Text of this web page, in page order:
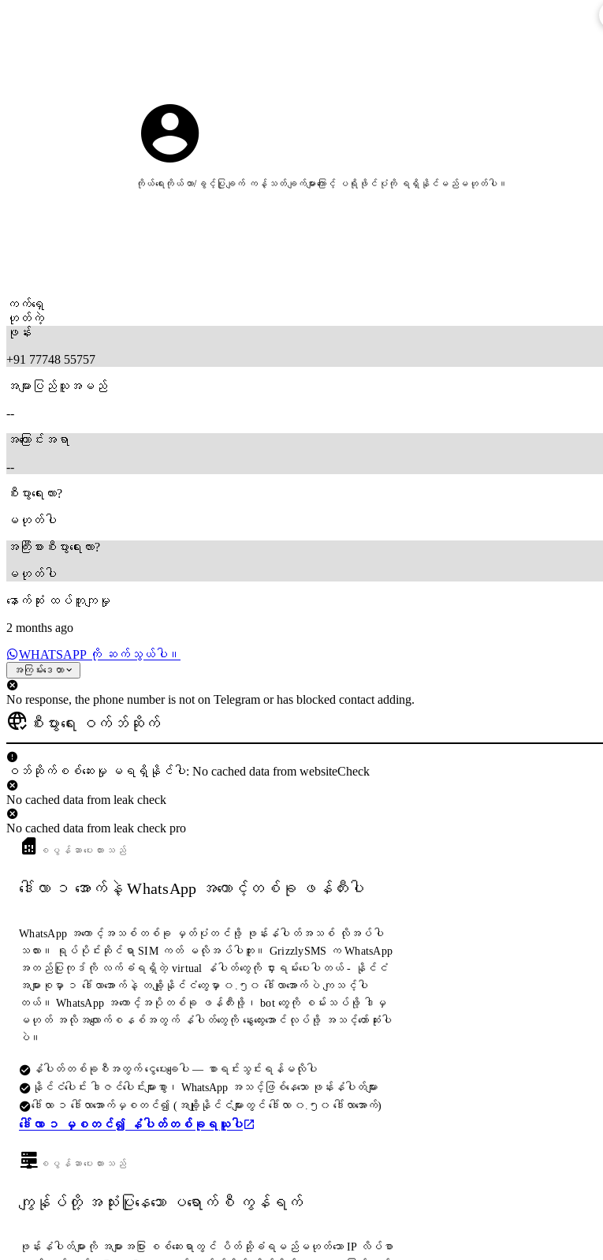
ကိုယ်ရေးကိုယ်တာ/ခွင့်ပြုချက် ကန့်သတ်ချက်များကြောင့် ပရိုဖိုင်ပုံကို ရရှိနိုင်မည်မဟုတ်ပါ။
ကက်ရှေ
ဟုတ်ကဲ့
ဖုန်း
+91 77748 55757
အများပြည်သူအမည်
--
အကြောင်းအရာ
--
စီးပွားရေးလား?
မဟုတ်ပါ
အကြီးစားစီးပွားရေးလား?
မဟုတ်ပါ
နောက်ဆုံး ထပ်တူကျမှု
2 months ago
WHATSAPP ကို ဆက်သွယ်ပါ။
အကြမ်းဒေတာ
No response, the phone number is not on Telegram or has blocked contact adding.
စီးပွားရေး ဝက်ဘ်ဆိုက်
ဝဘ်ဆိုက်စစ်ဆေးမှု မရရှိနိုင်ပါ: No cached data from websiteCheck
No cached data from leak check
No cached data from leak check pro
စပွန်ဆာပေးထားသည်
ဒေါ်လာ ၁ အောက်နဲ့ WhatsApp အကောင့်တစ်ခု ဖန်တီးပါ
WhatsApp အကောင့်အသစ်တစ်ခု မှတ်ပုံတင်ဖို့ ဖုန်းနံပါတ်အသစ် လိုအပ်ပါ
သလား။ ရုပ်ပိုင်းဆိုင်ရာ SIM ကတ် မလိုအပ်ပါဘူး။ GrizzlySMS က WhatsApp
အတည်ပြုကုဒ်ကို လက်ခံရရှိတဲ့ virtual နံပါတ်တွေကို ငှားရမ်းပေးပါတယ် - နိုင်ငံ
အများစုမှာ ၁ ဒေါ်လာအောက်နဲ့ တချို့နိုင်ငံတွေမှာ ၀.၅၀ ဒေါ်လာအောက်ပဲ ကျသင့်ပါ
တယ်။ WhatsApp အကောင့်အပိုတစ်ခု ဖန်တီးဖို့၊ bot တွေကို စမ်းသပ်ဖို့ ဒါမှ
မဟုတ် အလိုအလျောက်စနစ်အတွက် နံပါတ်တွေကို နွေးထွေးအောင်လုပ်ဖို့ အသင့်တော်ဆုံးပါ
ပဲ။
နံပါတ်တစ်ခုစီအတွက် ငွေပေးချေပါ — စာရင်းသွင်းရန်မလိုပါ
နိုင်ငံပေါင်း ဒါဇင်ပေါင်းများစွာ၊ WhatsApp အသင့်ဖြစ်နေသော ဖုန်းနံပါတ်များ
ဒေါ်လာ ၁ ဒေါ်လာအောက်မှစတင်၍ (အချို့နိုင်ငံများတွင် ဒေါ်လာ ၀.၅၀ ဒေါ်လာအောက်)
ဒေါ်လာ ၁ မှစတင်၍ နံပါတ်တစ်ခုရယူပါ
စပွန်ဆာပေးထားသည်
ကျွန်ုပ်တို့ အသုံးပြုနေသော ပရောက်စီ ကွန်ရက်
ဖုန်းနံပါတ်များကို အများအပြား စစ်ဆေးရာတွင် ပိတ်ဆို့ခံရမည်မဟုတ်သော IP လိပ်စာ